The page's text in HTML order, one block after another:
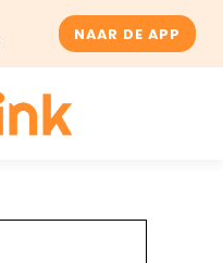
NAAR DE APP